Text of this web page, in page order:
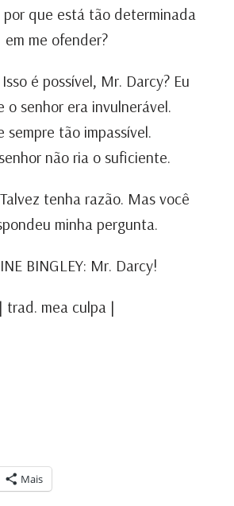
por que está tão determinada
em me ofender?
Isso é possível, Mr. Darcy? Eu
o senhor era invulnerável.
sempre tão impassível.
não ria o suficiente.
Talvez tenha razão. Mas você
minha pergunta.
BINGLEY: Mr. Darcy!
| trad. mea culpa |
Mais